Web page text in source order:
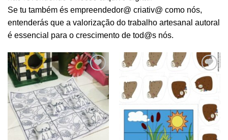
Se tu também és empreendedor@ criativ@ como nós,
entenderás que a valorização do trabalho artesanal autoral
é essencial para o crescimento de tod@s nós.
Adicionar
aos
meus
desejos
Adicionar
aos
meus